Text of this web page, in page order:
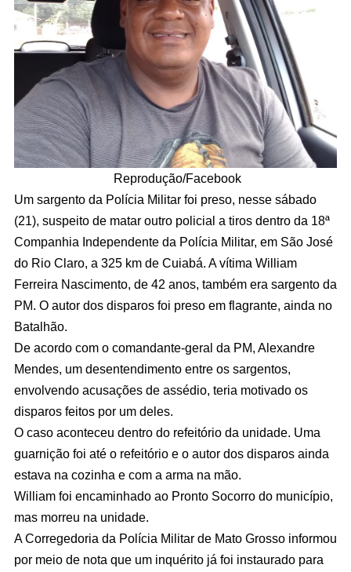
Reprodução/Facebook
Um sargento da Polícia Militar foi preso, nesse sábado
(21), suspeito de matar outro policial a tiros dentro da 18ª
Companhia Independente da Polícia Militar, em São José
do Rio Claro, a 325 km de Cuiabá. A vítima William
Ferreira Nascimento, de 42 anos, também era sargento da
PM. O autor dos disparos foi preso em flagrante, ainda no
Batalhão.
De acordo com o comandante-geral da PM, Alexandre
Mendes, um desentendimento entre os sargentos,
envolvendo acusações de assédio, teria motivado os
disparos feitos por um deles.
O caso aconteceu dentro do refeitório da unidade. Uma
guarnição foi até o refeitório e o autor dos disparos ainda
estava na cozinha e com a arma na mão.
William foi encaminhado ao Pronto Socorro do município,
mas morreu na unidade.
A Corregedoria da Polícia Militar de Mato Grosso informou
por meio de nota que um inquérito já foi instaurado para